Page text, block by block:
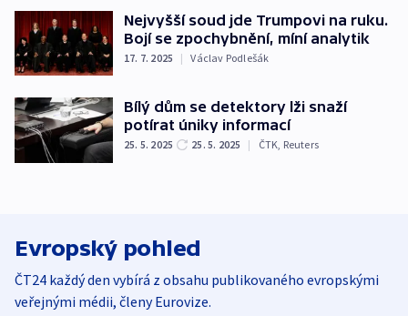
Nejvyšší soud jde Trumpovi na ruku.
Bojí se zpochybnění, míní analytik
17. 7. 2025 | Václav Podlešák
Bílý dům se detektory lži snaží
potírat úniky informací
25. 5. 2025 25. 5. 2025 | ČTK, Reuters
Evropský pohled
ČT24 každý den vybírá z obsahu publikovaného evropskými
veřejnými médii, členy Eurovize.